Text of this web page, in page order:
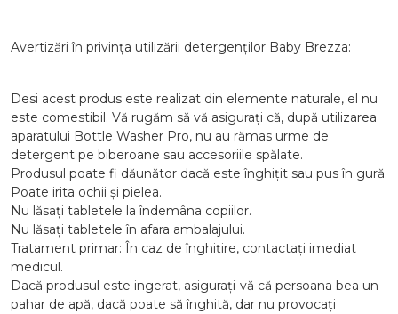
Avertizări în privința utilizării detergenților Baby Brezza:
Desi acest produs este realizat din elemente naturale, el nu
este comestibil. Vă rugăm să vă asigurați că, după utilizarea
aparatului Bottle Washer Pro, nu au rămas urme de
detergent pe biberoane sau accesoriile spălate.
Produsul poate fi dăunător dacă este înghițit sau pus în gură.
Poate irita ochii și pielea.
Nu lăsați tabletele la îndemâna copiilor.
Nu lăsați tabletele în afara ambalajului.
Tratament primar: În caz de înghițire, contactați imediat
medicul.
Dacă produsul este ingerat, asigurați-vă că persoana bea un
pahar de apă, dacă poate să înghită, dar nu provocați